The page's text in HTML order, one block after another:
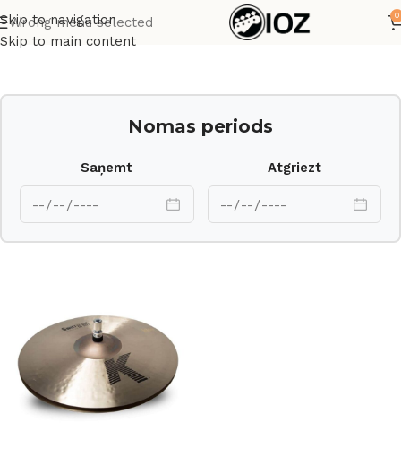
Skip to navigation
Skip to main content
Wrong menu selected 0
Sākums Bungas Šķīvji
Nomas periods
Saņemt Atgriezt